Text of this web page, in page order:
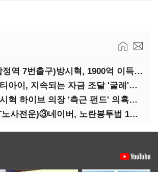
[IB토마토](합정역 7번출구)방시혁, 1900억 이득 논란…하이브 상장 진실은?
[IB토마토]유티아이, 지속되는 자금 조달 '굴레'…부채 리스크 고조
[IB토마토]방시혁 하이브 의장 '측근 펀드' 의혹…실상은 해외 투자 무산
[IB토마토](IT노사전운)③네이버, 노란봉투법 1호 되나…관건은 '진짜 주인'